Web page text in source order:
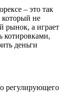
– это так
который не
рынок, а играет
котировками,
деньги
регулирующего